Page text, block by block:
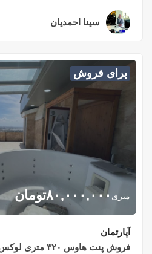
سینا احمدیان
برای فروش
متری ۸۰,۰۰۰,۰۰۰تومان
آپارتمان
فروش پنت هاوس